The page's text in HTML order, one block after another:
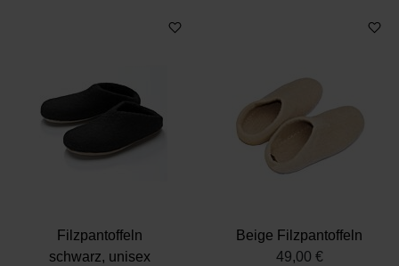
Filzpantoffeln
schwarz, unisex
Beige Filzpantoffeln
49,00 €